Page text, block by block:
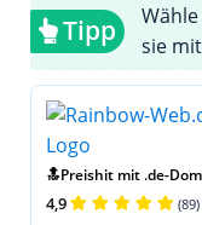
Tipp
sie
🔝Preishit mit .de-
4,9 (89)